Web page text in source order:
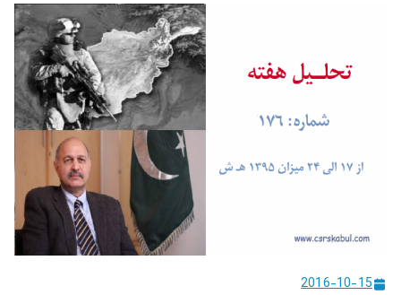
و منطقوی |
ستراتېژیکو
او سیمه
ییزو څېړنو
مرکز
2016-10-15